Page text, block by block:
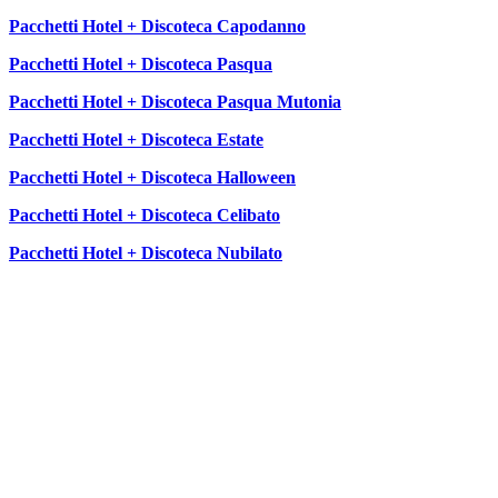
Pacchetti Hotel + Discoteca Capodanno
Pacchetti Hotel + Discoteca Pasqua
Pacchetti Hotel + Discoteca Pasqua Mutonia
Pacchetti Hotel + Discoteca Estate
Pacchetti Hotel + Discoteca Halloween
Pacchetti Hotel + Discoteca Celibato
Pacchetti Hotel + Discoteca Nubilato